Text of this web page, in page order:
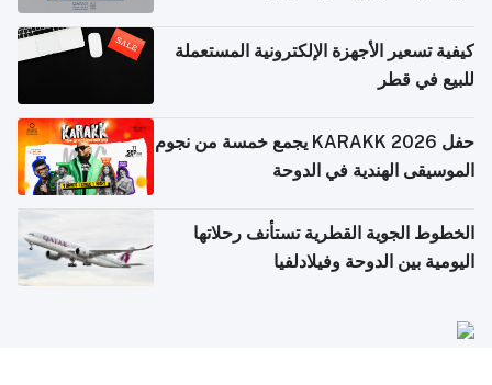
كيفية تسعير الأجهزة الإلكترونية المستعملة
للبيع في قطر
حفل KARAKK 2026 يجمع خمسة من نجوم
الموسيقى الهندية في الدوحة
الخطوط الجوية القطرية تستأنف رحلاتها
اليومية بين الدوحة وفيلادلفيا